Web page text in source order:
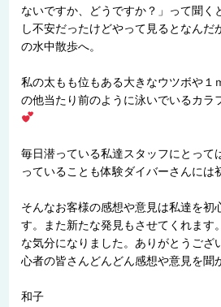
ないですか、どうですか？」って聞く
し不安だったけどやって見るとなんだ
の水中散歩へ。
私の太もも位もある大きなウツボや１
の他当たり前のように泳いでいるカラ
毎日潜っている私達スタッフにとって
っていることも体験ダイバーさんには
そんなお客様の感想や意見は私達を初
す。また新たな発見もさせてくれます
な気分になりました。ありがとうござ
心者の皆さんどんどん感想や意見を
和子